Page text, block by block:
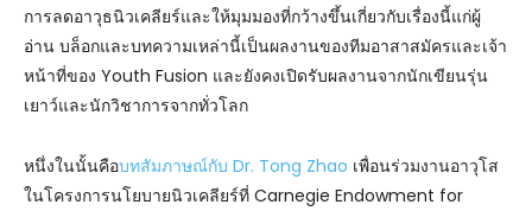
การลดอาวุธนิวเคลียร์และให้มุมมองที่กว้างขึ้นเกี่ยวกับเรื่องนี้แก่ผู้
อ่าน บล็อกและบทความเหล่านี้เป็นผลงานของทีมอาสาสมัครและเจ้า
หน้าที่ของ Youth Fusion และยังคงเปิดรับผลงานจากนักเขียนรุ่น
เยาว์และนักวิชาการจากทั่วโลก
หนึ่งในนั้นคือบทสัมภาษณ์กับ Dr. Tong Zhao เพื่อนร่วมงานอาวุโส
ในโครงการนโยบายนิวเคลียร์ที่ Carnegie Endowment for